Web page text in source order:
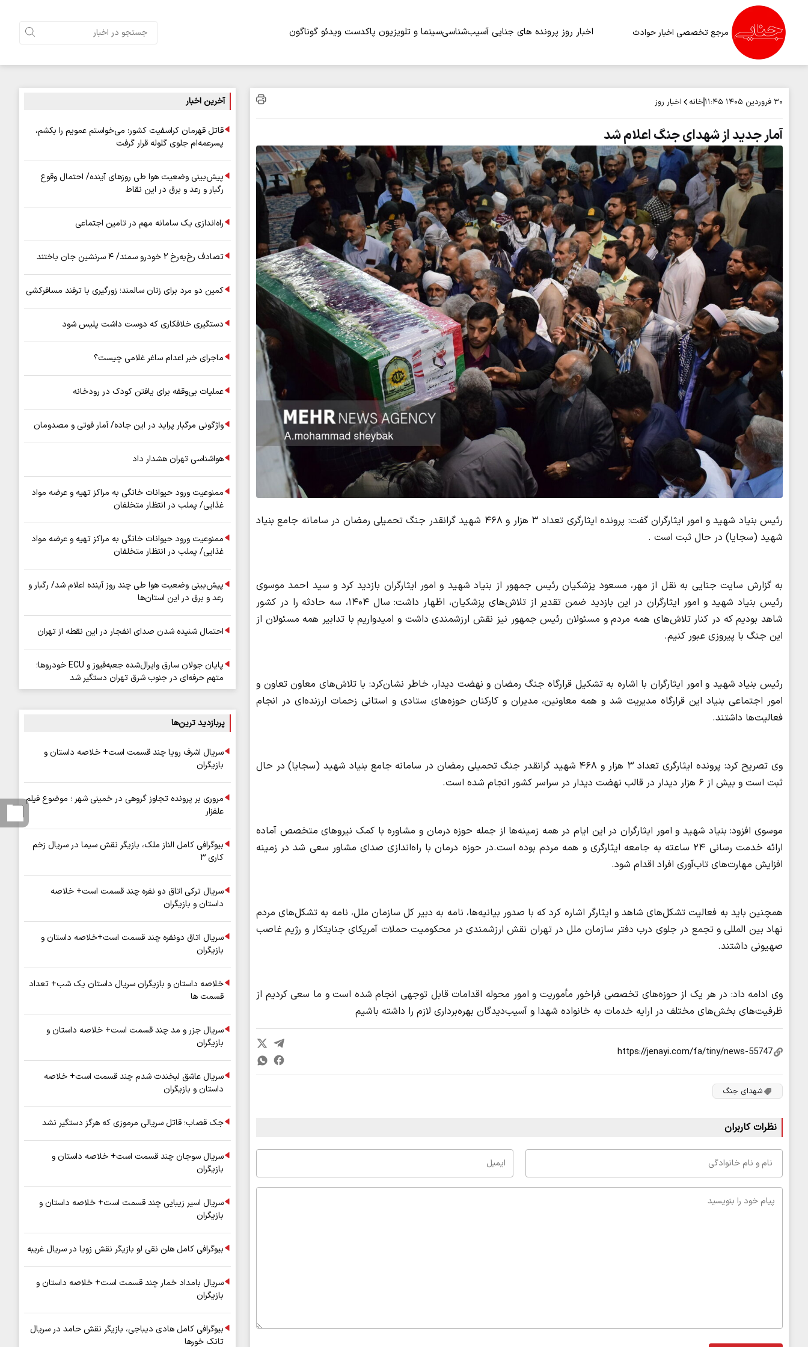
مرجع تخصصی اخبار حوادث اخبار روز پرونده های جنایی آسیب‌شناسیسینما و تلویزیون پاکدست ویدئو گوناگون
۳۰ فروردین ۱۴۰۵ ۱۱:۴۵ خانه اخبار روز
آمار جدید از شهدای جنگ اعلام شد
رئیس بنیاد شهید و امور ایثارگران گفت: پرونده ایثارگری تعداد ۳ هزار و ۴۶۸ شهید گرانقدر جنگ تحمیلی رمضان در سامانه جامع بنیاد
شهید (سجایا) در حال ثبت است .
به گزارش سایت جنایی به نقل از مهر، مسعود پزشکیان رئیس جمهور از بنیاد شهید و امور ایثارگران بازدید کرد و سید احمد موسوی
رئیس بنیاد شهید و امور ایثارگران در این بازدید ضمن تقدیر از تلاش‌های پزشکیان، اظهار داشت: سال ۱۴۰۴، سه حادثه را در کشور
شاهد بودیم که در کنار تلاش‌های همه مردم و مسئولان رئیس جمهور نیز نقش ارزشمندی داشت و امیدواریم با تدابیر همه مسئولان از
این جنگ با پیروزی عبور کنیم.
رئیس بنیاد شهید و امور ایثارگران با اشاره به تشکیل قرارگاه جنگ رمضان و نهضت دیدار، خاطر نشان‌کرد: با تلاش‌های معاون تعاون و
امور اجتماعی بنیاد این قرارگاه مدیریت شد و همه معاونین، مدیران و کارکنان حوزه‌های ستادی و استانی زحمات ارزنده‌ای در انجام
فعالیت‌ها داشتند.
وی تصریح کرد: پرونده ایثارگری تعداد ۳ هزار و ۴۶۸ شهید گرانقدر جنگ تحمیلی رمضان در سامانه جامع بنیاد شهید (سجایا) در حال
ثبت است و بیش از ۶ هزار دیدار در قالب نهضت دیدار در سراسر کشور انجام شده است.
موسوی افزود: بنیاد شهید و امور ایثارگران در این ایام در همه زمینه‌ها از جمله حوزه درمان و مشاوره با کمک نیروهای متخصص آماده
ارائه خدمت رسانی ۲۴ ساعته به جامعه ایثارگری و همه مردم بوده است.در حوزه درمان با راه‌اندازی صدای مشاور سعی شد در زمینه
افزایش مهارت‌های تاب‌آوری افراد اقدام شود.
همچنین باید به فعالیت تشکل‌های شاهد و ایثارگر اشاره کرد که با صدور بیانیه‌ها، نامه به دبیر کل سازمان ملل، نامه به تشکل‌های مردم
نهاد بین المللی و تجمع در جلوی درب دفتر سازمان ملل در تهران نقش ارزشمندی در محکومیت حملات آمریکای جنایتکار و رژیم غاصب
صهیونی داشتند.
وی ادامه داد: در هر یک از حوزه‌های تخصصی فراخور مأموریت و امور محوله اقدامات قابل توجهی انجام شده است و ما سعی کردیم از
ظرفیت‌های بخش‌های مختلف در ارایه خدمات به خانواده شهدا و آسیب‌دیدگان بهره‌برداری لازم را داشته باشیم
شهدای جنگ
نظرات کاربران
آخرین اخبار
قاتل قهرمان کراسفیت کشور: می‌خواستم عمویم را بکشم،
پسرعمه‌ام جلوی گلوله قرار گرفت
پیش‌بینی وضعیت هوا طی روزهای آینده/ احتمال وقوع
رگبار و رعد و برق در این نقاط
راه‌اندازی یک سامانه مهم در تامین اجتماعی
تصادف رخ‌به‌رخ ۲ خودرو سمند/ ۴ سرنشین جان باختند
کمین دو مرد برای زنان سالمند؛ زورگیری با ترفند مسافرکشی
دستگیری خلافکاری که دوست داشت پلیس شود
ماجرای خبر اعدام ساغر غلامی چیست؟
عملیات بی‌وقفه برای یافتن کودک در رودخانه
واژگونی مرگبار پراید در این جاده/ آمار فوتی و مصدومان
هواشناسی تهران هشدار داد
ممنوعیت ورود حیوانات خانگی به مراکز تهیه و عرضه مواد
غذایی/ پملب در انتظار متخلفان
ممنوعیت ورود حیوانات خانگی به مراکز تهیه و عرضه مواد
غذایی/ پملب در انتظار متخلفان
پیش‌بینی وضعیت هوا طی چند روز آینده اعلام شد/ رگبار و
رعد و برق در این استان‌ها
احتمال شنیده شدن صدای انفجار در این نقطه از تهران
پایان جولان سارق وایرال‌شده جعبه‌فیوز و ECU خودروها؛
متهم حرفه‌ای در جنوب شرق تهران دستگیر شد
پربازدید ترین‌ها
سریال اشرف رویا چند قسمت است+ خلاصه داستان و
بازیگران
مروری بر پرونده تجاوز گروهی در خمینی شهر ؛ موضوع فیلم
علفزار
بیوگرافی کامل الناز ملک، بازیگر نقش سیما در سریال زخم
کاری ۳
سریال ترکی اتاق دو نفره چند قسمت است+ خلاصه
داستان و بازیگران
سریال اتاق دونفره چند قسمت است+خلاصه داستان و
بازیگران
خلاصه داستان و بازیگران سریال داستان یک شب+ تعداد
قسمت ها
سریال جزر و مد چند قسمت است+ خلاصه داستان و
بازیگران
سریال عاشق لبخندت شدم چند قسمت است+ خلاصه
داستان و بازیگران
جک قصاب؛ قاتل سریالی مرموزی که هرگز دستگیر نشد
سریال سوجان چند قسمت است+ خلاصه داستان و
بازیگران
سریال اسیر زیبایی چند قسمت است+ خلاصه داستان و
بازیگران
بیوگرافی کامل هلن نقی لو بازیگر نقش زویا در سریال غریبه
سریال بامداد خمار چند قسمت است+ خلاصه داستان و
بازیگران
بیوگرافی کامل هادی دیباجی، بازیگر نقش حامد در سریال
تانک خورها